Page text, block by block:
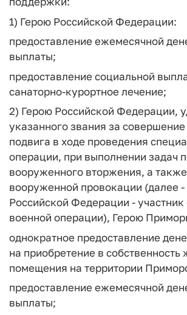
1) Герою Российской Федерации:
предоставление ежемесячной
выплаты;
предоставление социальной
санаторно-курортное лечение;
2) Герою Российской Федерации,
указанного звания за совершение
подвига в ходе проведения
операции, при выполнении задач
вооруженного вторжения, а
вооруженной провокации (далее -
Российской Федерации -
военной операции), Герою
однократное предоставление
на приобретение в собственность
помещения на территории
предоставление ежемесячной
выплаты;